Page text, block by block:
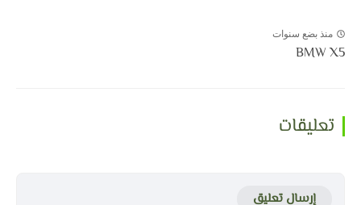
منذ بضع سنوات
BMW X5
تعليقات
إرسال تعليق